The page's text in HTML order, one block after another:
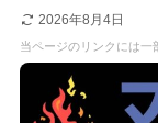
2026年8月4日
当ページのリンクには一